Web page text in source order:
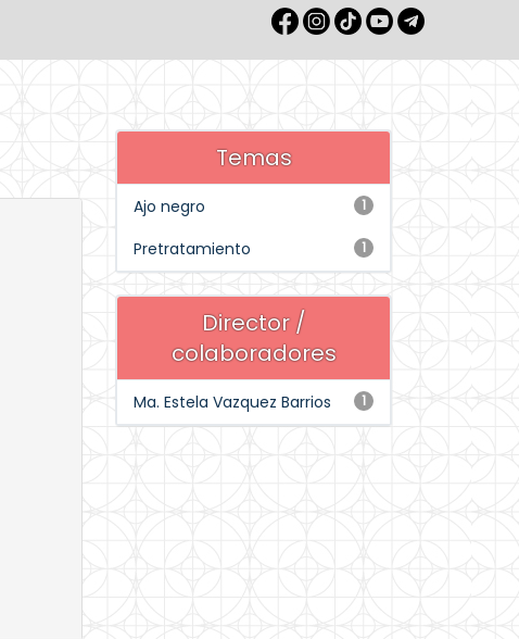
Temas
1
Ajo negro
1
Pretratamiento
Director /
colaboradores
1
Ma. Estela Vazquez Barrios